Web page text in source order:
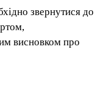
звернутися до
висновком про